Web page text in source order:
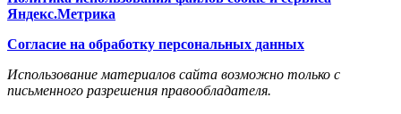
Яндекс.Метрика
Согласие на обработку персональных данных
Использование материалов сайта возможно только с
письменного разрешения правообладателя.